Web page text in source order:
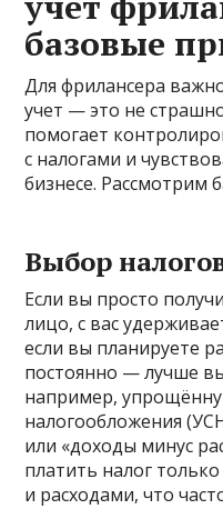
базовые
Для фрилансера
учет — это не
помогает
с налогами и
бизнесе. Рассмотрим
Выбор
Если вы просто
лицо, с вас
если вы планируете
постоянно — лучше
например,
налогообложения
или «доходы минус
платить налог
и расходами, что